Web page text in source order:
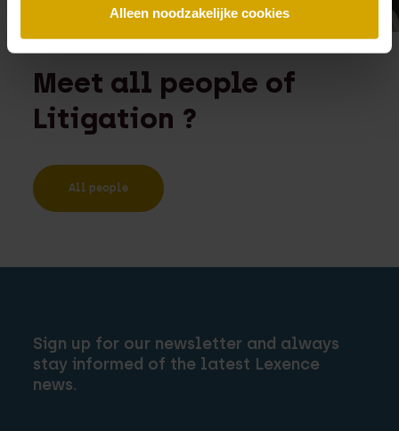
Alleen noodzakelijke cookies
Meet all people of
Litigation ?
All people
Sign up for our newsletter and always
stay informed of the latest Lexence
news.